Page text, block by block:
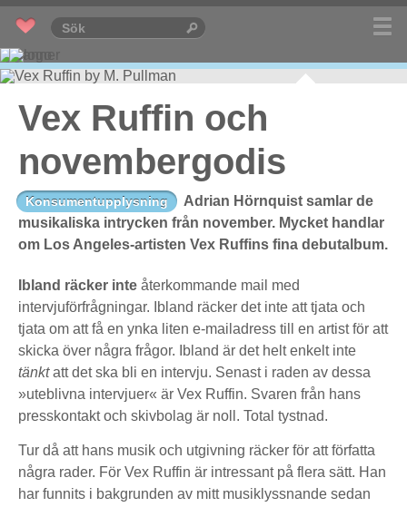
Vex Ruffin och
novembergodis
Konsumentupplysning
Adrian Hörnquist samlar de
musikaliska intrycken från november. Mycket handlar
om Los Angeles-artisten Vex Ruffins fina debutalbum.
Ibland räcker inte återkommande mail med
intervjuförfrågningar. Ibland räcker det inte att tjata och
tjata om att få en ynka liten e-mailadress till en artist för att
skicka över några frågor. Ibland är det helt enkelt inte
tänktatt det ska bli en intervju. Senast i raden av dessa
»uteblivna intervjuer« är Vex Ruffin. Svaren från hans
presskontakt och skivbolag är noll. Total tystnad.
Tur då att hans musik och utgivning räcker för att författa
några rader. För Vex Ruffin är intressant på flera sätt. Han
har funnits i bakgrunden av mitt musiklyssnande sedan